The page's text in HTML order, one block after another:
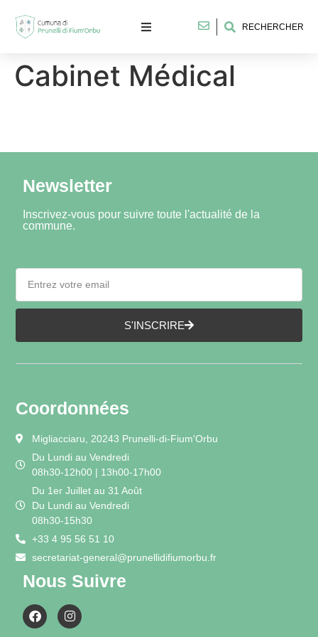
RECHERCHER
Cabinet Médical
Newsletter
Inscrivez-vous pour suivre toute l'actualité de la
commune.
S'INSCRIRE
Coordonnées
Migliacciaru, 20243 Prunelli-di-Fium'Orbu
Du Lundi au Vendredi
08h30-12h00 | 13h00-17h00
Du 1er Juillet au 31 Août
Du Lundi au Vendredi
08h30-15h30
+33 4 95 56 51 10
secretariat-general@prunellidifiumorbu.fr
Nous Suivre